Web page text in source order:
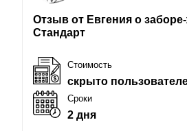
Отзыв от Евгения о
Стандарт
Стоимость
скрыто
Сроки
2 дня